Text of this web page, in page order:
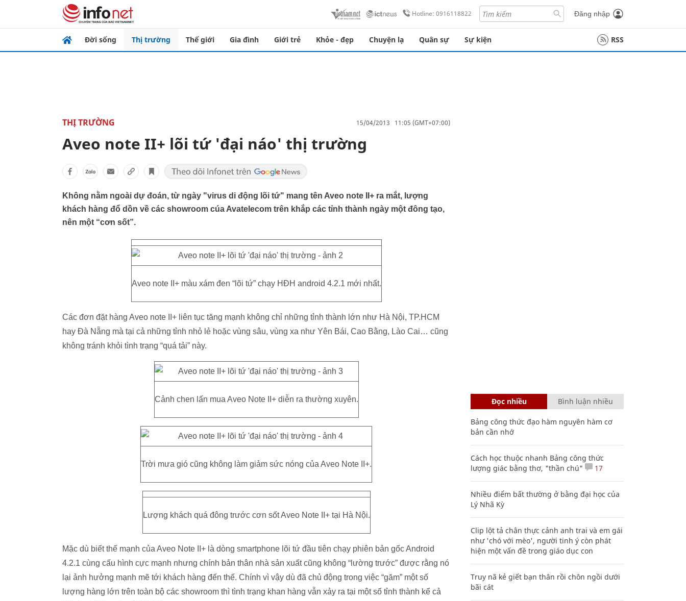
Hotline: 0916118822 Đăng nhập
Đời sống Thị trường Thế giới Gia đình Giới trẻ Khỏe - đẹp Chuyện lạ Quân sự Sự kiện RSS
THỊ TRƯỜNG 15/04/2013 11:05 (GMT+07:00)
Aveo note II+ lõi tứ 'đại náo' thị trường
Không nằm ngoài dự đoán, từ ngày "virus di động lõi tứ" mang tên Aveo note II+ ra mắt, lượng
khách hàng đổ dồn về các showroom cúa Avatelecom trên khắp các tỉnh thành ngày một đông tạo,
nên một “cơn sốt”.
Aveo note II+ màu xám đen “lõi tứ” chạy HĐH android 4.2.1 mới nhất.
Các đơn đặt hàng Aveo note II+ liên tục tăng mạnh không chỉ những tỉnh thành lớn như Hà Nội, TP.HCM
hay Đà Nẵng mà tại cả những tỉnh nhỏ lẻ hoặc vùng sâu, vùng xa như Yên Bái, Cao Bằng, Lào Cai… cũng
không tránh khỏi tình trạng “quá tải” này.
Cảnh chen lấn mua Aveo Note II+ diễn ra thường xuyên.
Trời mưa gió cũng không làm giảm sức nóng của Aveo Note II+.
Lượng khách quá đông trước cơn sốt Aveo Note II+ tại Hà Nội.
Mặc dù biết thế mạnh của Aveo Note II+ là dòng smartphone lõi tứ đầu tiên chạy phiên bản gốc Android
4.2.1 cùng cấu hình cực mạnh nhưng chính bản thân nhà sản xuất cũng không “lường trước” được rằng nó
lại ảnh hưởng mạnh mẽ tới khách hàng đến thế. Chính vì vậy dù đã chủ động trong việc “găm” một số
lượng hàng lớn trên toàn bộ các showroom thì tình trạng khan hàng vẫn xảy ra tại một số tỉnh thành kể cả
Đọc nhiều Bình luận nhiều
Bảng công thức đạo hàm nguyên hàm cơ
bản cần nhớ
Cách học thuộc nhanh Bảng công thức
lượng giác bằng thơ, "thần chú"
17
Nhiều điểm bất thường ở bằng đại học của
Lý Nhã Kỳ
Clip lột tả chân thực cảnh anh trai và em gái
như 'chó với mèo', người tinh ý còn phát
hiện một vấn đề trong giáo dục con
Truy nã kẻ giết bạn thân rồi chôn ngồi dưới
bãi cát